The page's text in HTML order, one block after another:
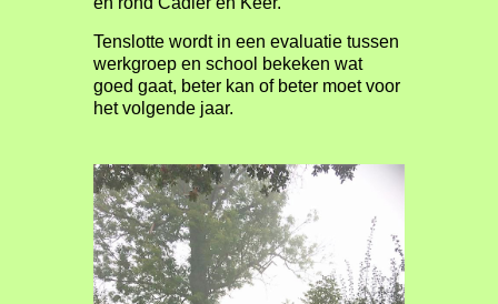
Tenslotte wordt in een evaluatie tussen
werkgroep en school bekeken wat
goed gaat, beter kan of beter moet voor
het volgende jaar.